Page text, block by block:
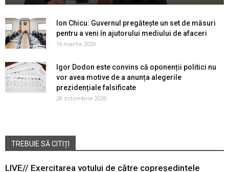
Ion Chicu: Guvernul pregătește un set de măsuri
pentru a veni în ajutorului mediului de afaceri
16 martie 2020
Igor Dodon este convins că oponenții politici nu
vor avea motive de a anunța alegerile
prezidențiale falsificate
28 octombrie 2020
TREBUIE SĂ CITIȚI
LIVE// Exercitarea votului de către copreședintele